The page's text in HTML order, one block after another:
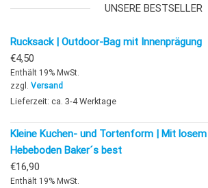
UNSERE BESTSELLER
Rucksack | Outdoor-Bag mit Innenprägung
€4,50
Enthält 19% MwSt.
zzgl. Versand
Lieferzeit: ca. 3-4 Werktage
Kleine Kuchen- und Tortenform | Mit losem
Hebeboden Baker´s best
€16,90
Enthält 19% MwSt.